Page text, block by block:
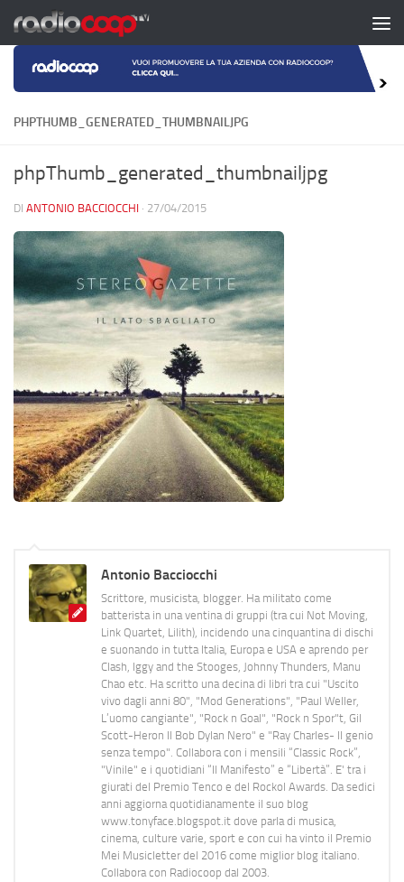
Salta al contenuto
PHPTHUMB_GENERATED_THUMBNAILJPG
phpThumb_generated_thumbnailjpg
DI ANTONIO BACCIOCCHI · 27/04/2015
Antonio Bacciocchi
Scrittore, musicista, blogger. Ha militato come
batterista in una ventina di gruppi (tra cui Not Moving,
Link Quartet, Lilith), incidendo una cinquantina di dischi
e suonando in tutta Italia, Europa e USA e aprendo per
Clash, Iggy and the Stooges, Johnny Thunders, Manu
Chao etc. Ha scritto una decina di libri tra cui "Uscito
vivo dagli anni 80", "Mod Generations", "Paul Weller,
L’uomo cangiante", "Rock n Goal", "Rock n Spor"t, Gil
Scott-Heron Il Bob Dylan Nero" e "Ray Charles- Il genio
senza tempo". Collabora con i mensili “Classic Rock”,
"Vinile" e i quotidiani “Il Manifesto” e “Libertà”. E' tra i
giurati del Premio Tenco e del Rockol Awards. Da sedici
anni aggiorna quotidianamente il suo blog
www.tonyface.blogspot.it dove parla di musica,
cinema, culture varie, sport e con cui ha vinto il Premio
Mei Musicletter del 2016 come miglior blog italiano.
Collabora con Radiocoop dal 2003.